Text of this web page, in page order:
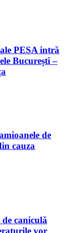
PESA intră
București –
de
cauza
caniculă